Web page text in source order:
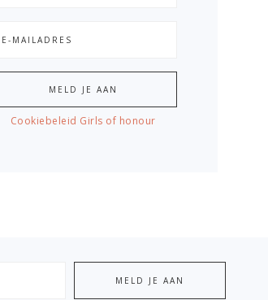
Cookiebeleid Girls of honour